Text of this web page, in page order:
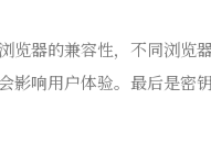
览器的兼容性，不同浏
影响用户体验。最后是密